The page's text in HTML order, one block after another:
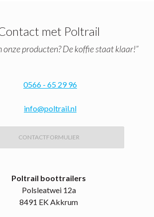
met Poltrail
onze producten? De koffie staat klaar!”
0566 - 65 29 96
info@poltrail.nl
CONTACTFORMULIER
Poltrail boottrailers
Polsleatwei 12a
8491 EK Akkrum